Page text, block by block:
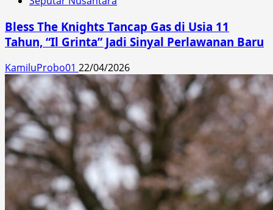
Bless The Knights Tancap Gas di Usia 11
Tahun, “Il Grinta” Jadi Sinyal Perlawanan Baru
KamiluProbo01 22/04/2026